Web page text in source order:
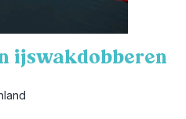
ijswakdobberen